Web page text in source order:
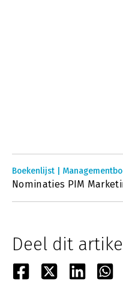
Boekenlijst |
Nominaties PIM
Deel dit